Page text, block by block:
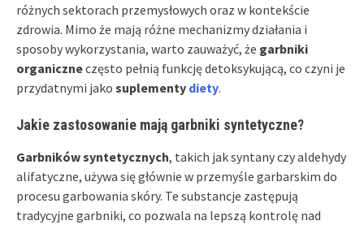
różnych sektorach przemysłowych oraz w kontekście
zdrowia. Mimo że mają różne mechanizmy działania i
sposoby wykorzystania, warto zauważyć, że garbniki
organiczneczęsto pełnią funkcję detoksykującą, co czyni je
przydatnymi jako suplementy diety.
Jakie zastosowanie mają garbniki syntetyczne?
Garbników syntetycznych, takich jak syntany czy aldehydy
alifatyczne, używa się głównie w przemyśle garbarskim do
procesu garbowania skóry. Te substancje zastępują
tradycyjne garbniki, co pozwala na lepszą kontrolę nad